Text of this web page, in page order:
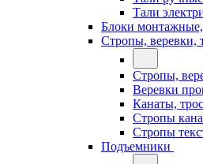
Тали
Блоки
Стропы, веревки,
Стропы,
Веревки
Канаты,
Стропы
Стропы
Подъемники